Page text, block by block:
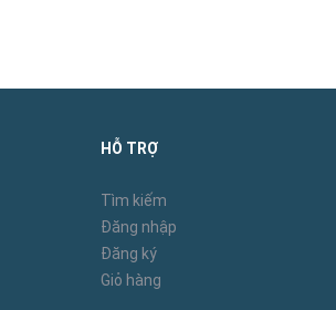
HỖ TRỢ
Tìm kiếm
Đăng nhập
Đăng ký
Giỏ hàng